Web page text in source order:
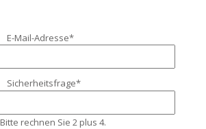
Pflichtfeld
E-Mail-Adresse*
Pflichtfeld
Sicherheitsfrage*
Bitte rechnen Sie 2 plus 4.